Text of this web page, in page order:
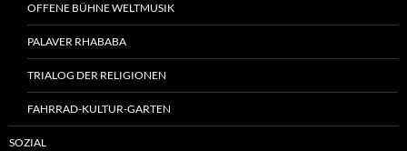
OFFENE BÜHNE WELTMUSIK
PALAVER RHABABA
TRIALOG DER RELIGIONEN
FAHRRAD-KULTUR-GARTEN
SOZIAL